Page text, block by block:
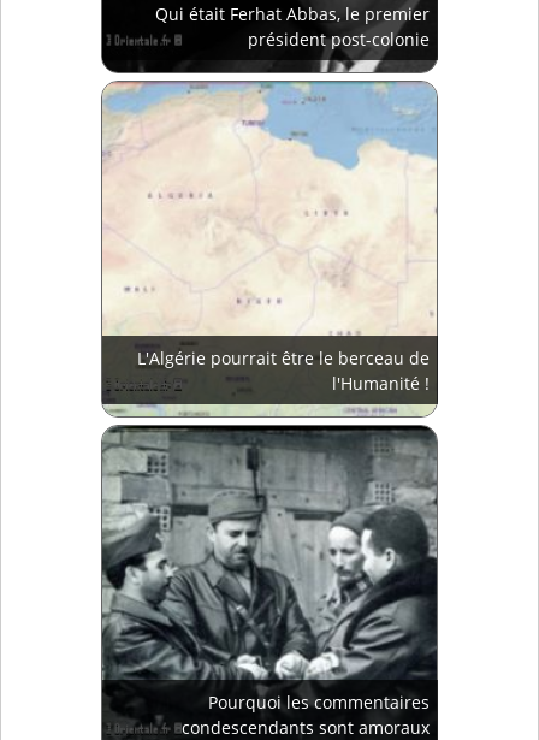
Qui était Ferhat Abbas, le premier
président post-colonie
L'Algérie pourrait être le berceau de
l'Humanité !
Pourquoi les commentaires
condescendants sont amoraux